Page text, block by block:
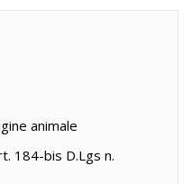
animale
184-bis D.Lgs n.